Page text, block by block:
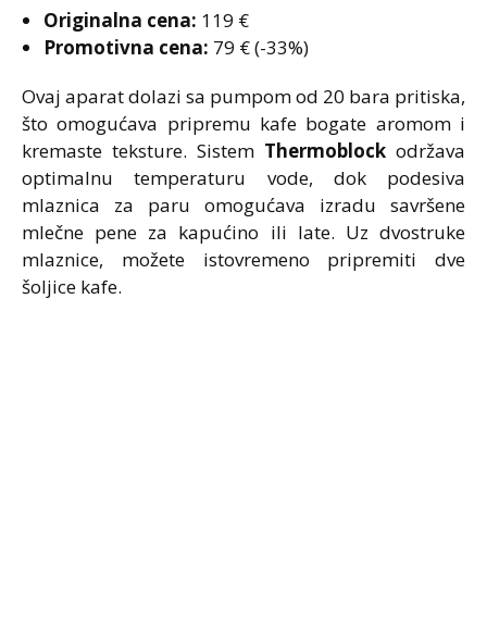
Originalna cena: 119 €
Promotivna cena: 79 € (-33%)
Ovaj aparat dolazi sa pumpom od 20 bara pritiska,
što omogućava pripremu kafe bogate aromom i
kremaste teksture. Sistem Thermoblock održava
optimalnu temperaturu vode, dok podesiva
mlaznica za paru omogućava izradu savršene
mlečne pene za kapućino ili late. Uz dvostruke
mlaznice, možete istovremeno pripremiti dve
šoljice kafe.